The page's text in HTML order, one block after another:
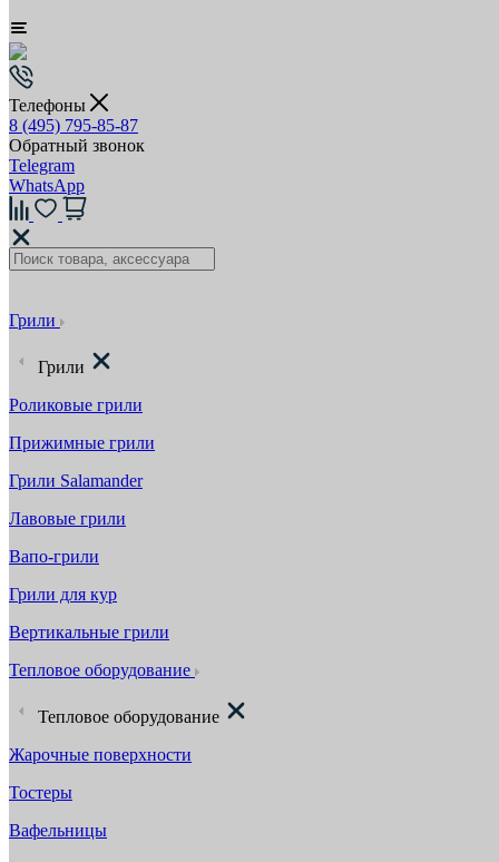
Телефоны
8 (495) 795-85-87
Обратный звонок
Telegram
WhatsApp
Грили
Грили
Роликовые грили
Прижимные грили
Грили Salamander
Лавовые грили
Вапо-грили
Грили для кур
Вертикальные грили
Тепловое оборудование
Тепловое оборудование
Жарочные поверхности
Тостеры
Вафельницы